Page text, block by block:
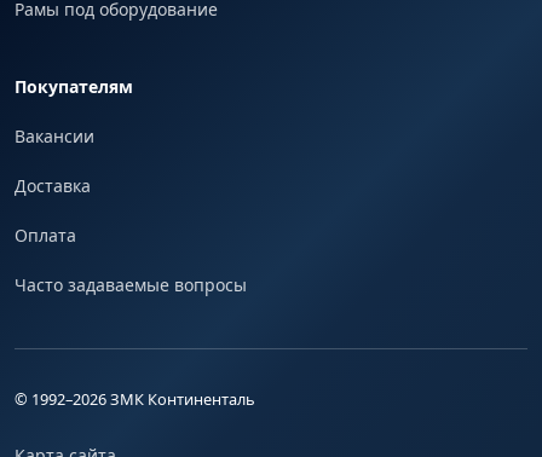
Рамы под оборудование
Покупателям
Вакансии
Доставка
Оплата
Часто задаваемые вопросы
© 1992–2026ЗМК Континенталь